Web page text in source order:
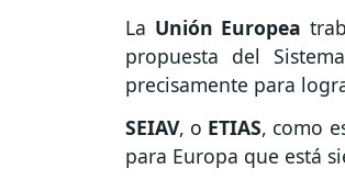
La Unión Europea
propuesta del
precisamente para
SEIAV, o ETIAS, como
para Europa que está